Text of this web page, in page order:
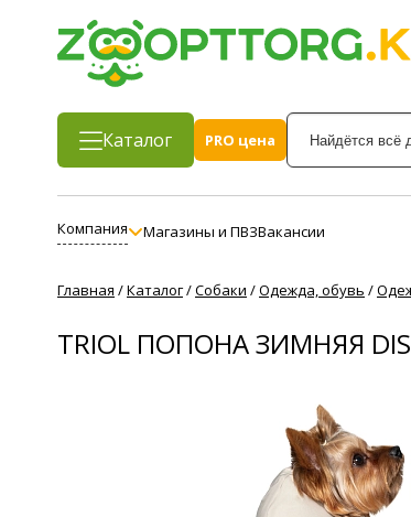
Каталог
PRO цена
Компания Магазины и ПВЗВакансии
Главная /Каталог/Собаки /Одежда, обувь /
TRIOL ПОПОНА ЗИМНЯЯ